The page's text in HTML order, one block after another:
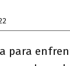
para